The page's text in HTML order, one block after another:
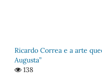
Ricardo Correa e a arte
Augusta”
138